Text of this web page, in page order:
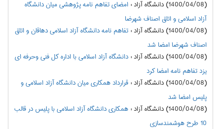
(1400/04/08) دانشگاه آزاد
:امضای تفاهم نامه پژوهشی میان دانشگاه
آزاد اسلامی و اتاق اصناف شهرضا
(1400/04/08) دانشگاه آزاد
:تفاهم نامه دانشگاه آزاد اسلامی دهاقان و اتاق
اصناف شهرضا امضا شد
(1400/04/08) دانشگاه آزاد
:دانشگاه آزاد اسلامی با اداره کل فنی وحرفه ای
یزد تفاهم نامه امضا کرد
(1400/04/08) دانشگاه آزاد
:قرارداد همکاری میان دانشگاه آزاد اسلامی و
پلیس امضا شد
(1400/04/08) دانشگاه آزاد
:همکاری دانشگاه آزاد اسلامی با پلیس در قالب
10 طرح هوشمندسازی